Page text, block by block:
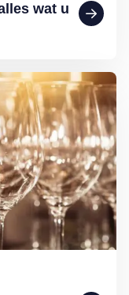
wat u
schoonmaken doet u